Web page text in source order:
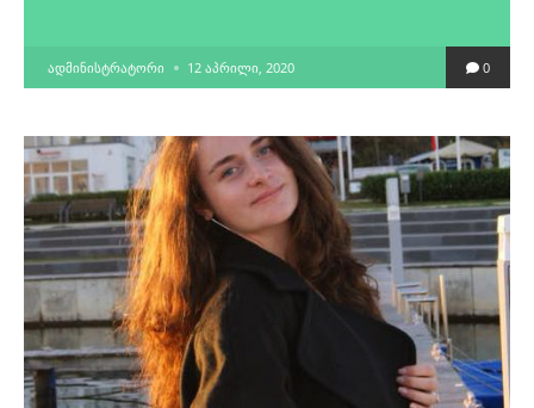
POSTED
ᲐᲓᲛᲘᲜᲘᲡᲢᲠᲐᲢᲝᲠᲘ 12 ᲐᲞᲠᲘᲚᲘ, 2020 0